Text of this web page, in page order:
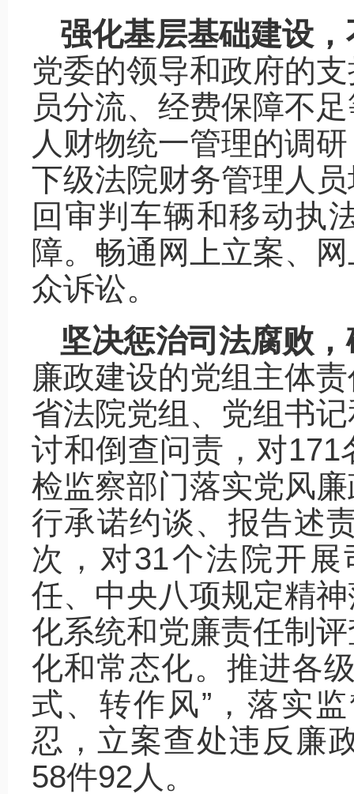
强化基层基础建设
党委的领导和政府的
员分流、经费保障不
人财物统一管理的调
下级法院财务管理人
回审判车辆和移动执
障。畅通网上立案、
众诉讼。
坚决惩治司法腐败
廉政建设的党组主体
省法院党组、党组书
讨和倒查问责，对
检监察部门落实党风
行承诺约谈、报告述
次，对31个法院开
任、中央八项规定精
化系统和党廉责任制
化和常态化。推进各
式、转作风”，落实
忍，立案查处违反廉
58件92人。